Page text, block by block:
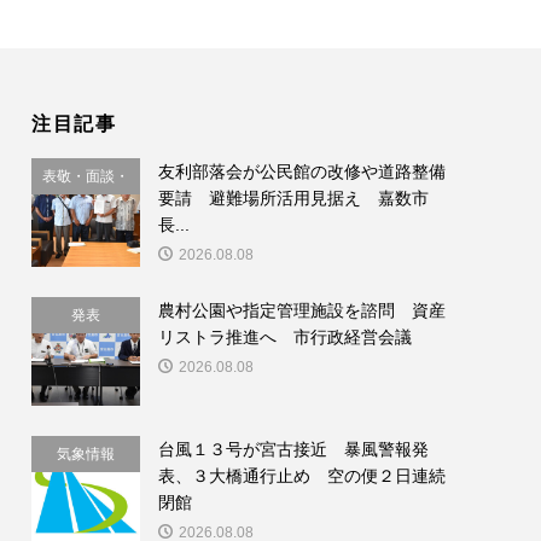
注目記事
表敬・面談・
要請
友利部落会が公民館の改修や道路整備
要請 避難場所活用見据え 嘉数市
長...
2026.08.08
発表
農村公園や指定管理施設を諮問 資産
リストラ推進へ 市行政経営会議
2026.08.08
気象情報
台風１３号が宮古接近 暴風警報発
表、３大橋通行止め 空の便２日連続
閉館
2026.08.08